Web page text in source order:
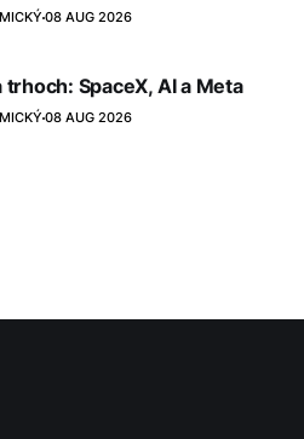
08 AUG 2026
trhoch: SpaceX, AI a Meta
08 AUG 2026